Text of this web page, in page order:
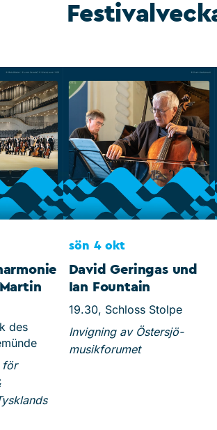
des
för
sön 4 okt
David Geringas und
Ian Fountain
19.30, Schloss Stolpe
Invigning av Östersjö-
musikforumet